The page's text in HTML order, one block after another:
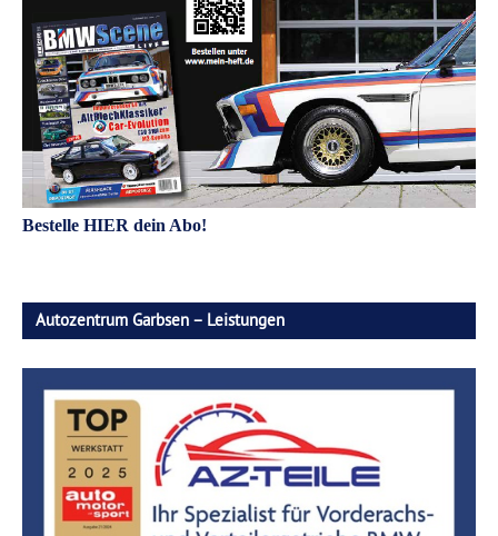
Bestelle HIER dein Abo!
Autozentrum Garbsen – Leistungen